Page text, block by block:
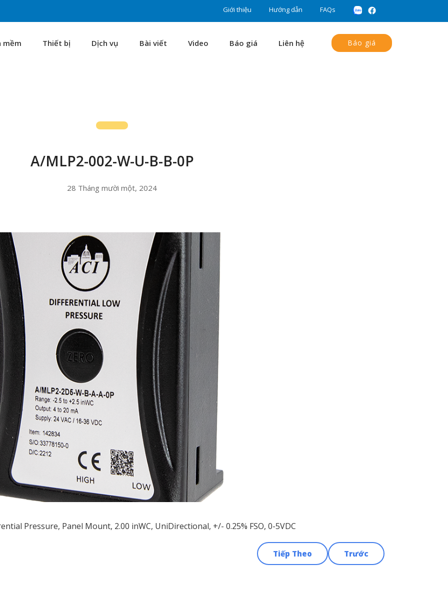
Giới thiệu Hướng dẫn FAQs
mềm Thiết bị Dịch vụ Bài viết Video Báo giá Liên hệ Báo giá
A/MLP2-002-W-U-B-B-0P
28 Tháng mười một, 2024
Pressure, Panel Mount, 2.00 inWC, UniDirectional, +/- 0.25% FSO, 0-5VDC
Trước
Tiếp Theo